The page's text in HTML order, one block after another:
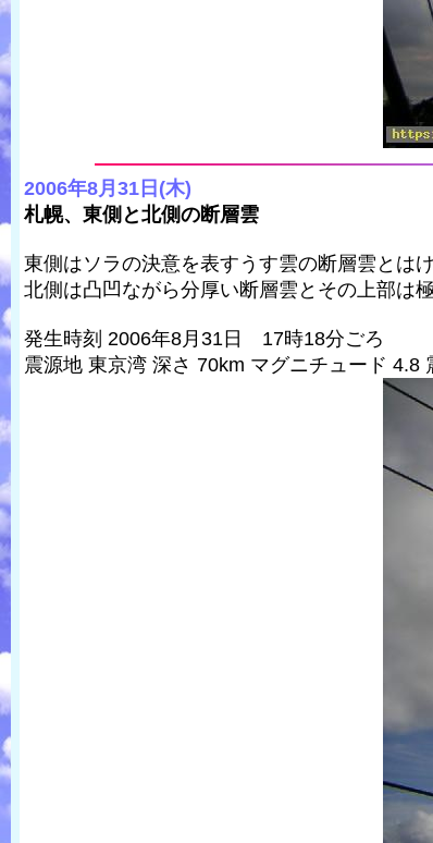
2006年8月31日(木)
札幌、東側と北側の断層雲
東側はソラの決意を表すうす雲の断層雲とは
北側は凸凹ながら分厚い断層雲とその上部は
発生時刻 2006年8月31日 17時18分ごろ
震源地 東京湾 深さ 70km マグニチュード 4.8